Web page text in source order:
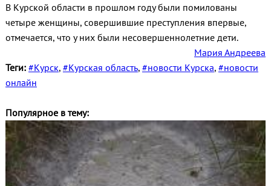
В Курской области в прошлом году были помилованы
четыре женщины, совершившие преступления впервые,
отмечается, что у них были несовершеннолетние дети.
Мария Андреева
Теги: #Курск, #Курская область, #новости Курска, #новости
онлайн
Популярное в тему: